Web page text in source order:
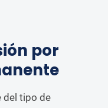
por
del tipo de